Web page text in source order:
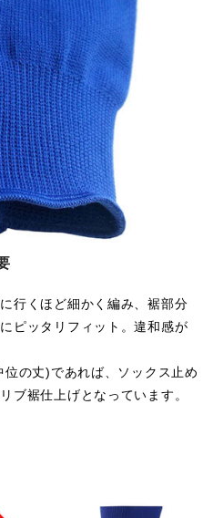
行くほど細かく編み、裾部分
ピッタリフィット。違和感が
の丈)であれば、ソックス止め
ブ裾仕上げとなっています。